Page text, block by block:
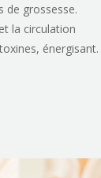
de grossesse.
la circulation
énergisant.